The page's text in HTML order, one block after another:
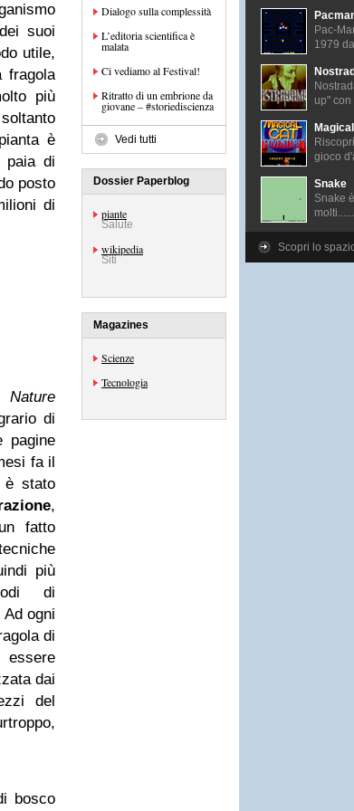
suoi
utile,
fragola
più
è
paia di
posto
di
Nature
di
pagine
fa il
è stato
,
fatto
più
di
ogni
di
dai
del
bosco
Dialogo sulla complessità
L’editoria scientifica è
malata
Ci vediamo al Festival!
Ritratto di un embrione da
giovane – #storiediscienza
Vedi tutti
Dossier Paperblog
piante
Salute
wikipedia
Siti
Magazines
Scienze
Tecnologia
Pac-
1979
up" con
gioco
Snake
Snake
molti......
Scopri lo